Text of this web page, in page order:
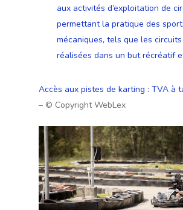
aux activités d’exploitation de
permettant la pratique des
mécaniques, tels que les
réalisées dans un but récréatif
Accès aux pistes de karting : TVA à
– © Copyright WebLex